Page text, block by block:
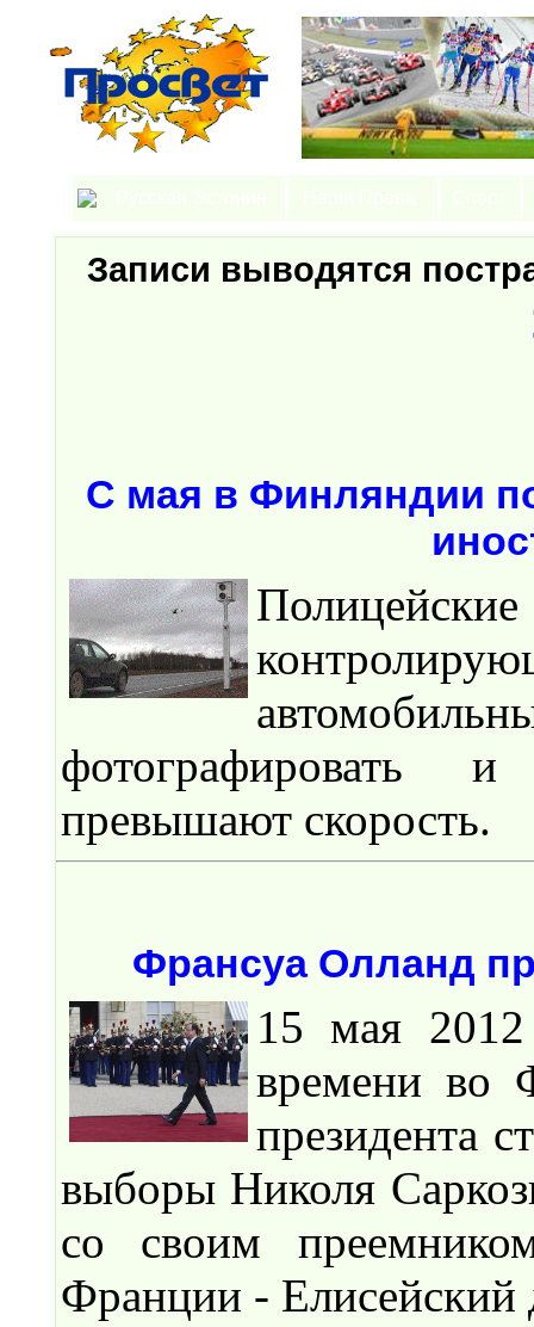
Записи выводятся
С мая в Финляндии
фотографировать
превышают скорость.
Франсуа Олланд
15 мая
времени во
президента
выборы Николя
со своим
Франции - Елисейский